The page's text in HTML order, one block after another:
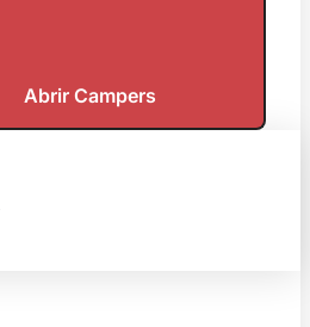
Abrir Campers